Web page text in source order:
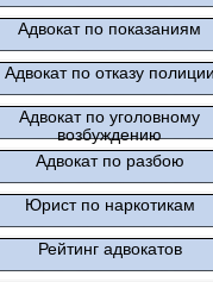
Адвокат по показаниям
Адвокат по отказу полиции
Адвокат по уголовному
возбуждению
Адвокат по разбою
Юрист по наркотикам
Рейтинг адвокатов